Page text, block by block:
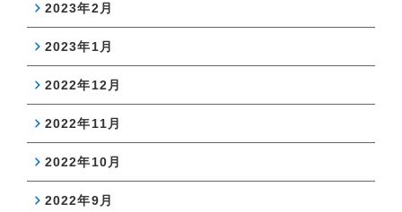
2023年2月
2023年1月
2022年12月
2022年11月
2022年10月
2022年9月